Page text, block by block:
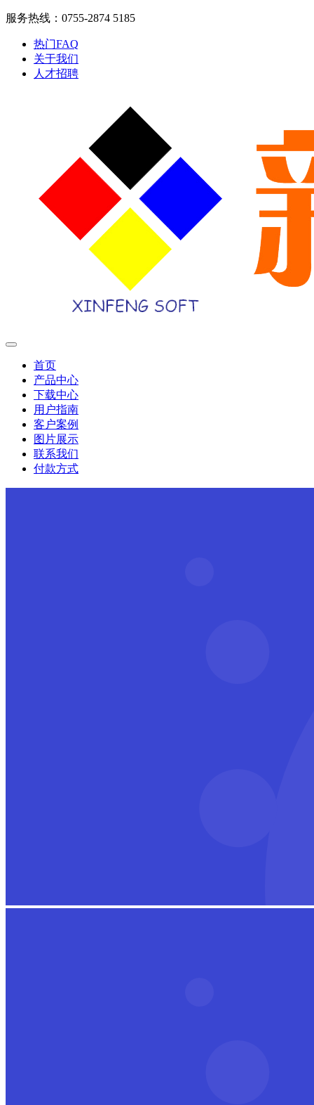
服务热线：0755-2874 5185
热门FAQ
关于我们
人才招聘
首页
产品中心
下载中心
用户指南
客户案例
图片展示
联系我们
付款方式